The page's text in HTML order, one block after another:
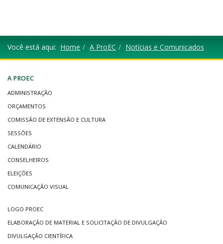
Você está aqui: Home A ProEC Notícias e Comunicados
A PROEC
ADMINISTRAÇÃO
ORÇAMENTOS
COMISSÃO DE EXTENSÃO E CULTURA
SESSÕES
CALENDÁRIO
CONSELHEIROS
ELEIÇÕES
COMUNICAÇÃO VISUAL
LOGO PROEC
ELABORAÇÃO DE MATERIAL E SOLICITAÇÃO DE DIVULGAÇÃO
DIVULGAÇÃO CIENTÍFICA